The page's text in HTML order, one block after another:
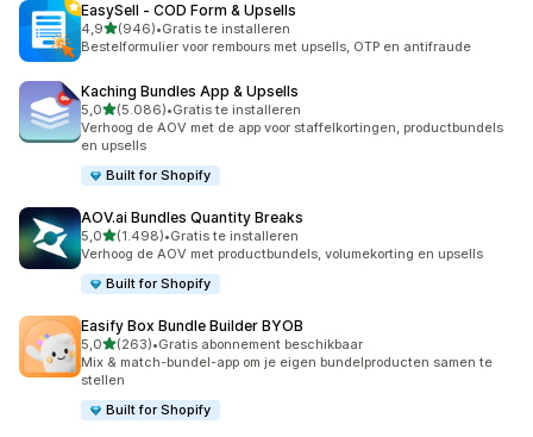
EasySell ‑ COD Form & Upsells
4,9van 5 sterren
(946)
946 recensies in totaal
•Gratis te installeren
Bestelformulier voor rembours met upsells, OTP en antifraude
Kaching Bundles App & Upsells
5,0van 5 sterren
(5.086)
5086 recensies in totaal
•Gratis te installeren
Verhoog de AOV met de app voor staffelkortingen, productbundels
en upsells
Built for Shopify
AOV.ai Bundles Quantity Breaks
5,0van 5 sterren
(1.498)
1498 recensies in totaal
•Gratis te installeren
Verhoog de AOV met productbundels, volumekorting en upsells
Built for Shopify
Easify Box Bundle Builder BYOB
5,0van 5 sterren
(263)
263 recensies in totaal
•Gratis abonnement beschikbaar
Mix & match-bundel-app om je eigen bundelproducten samen te
stellen
Built for Shopify